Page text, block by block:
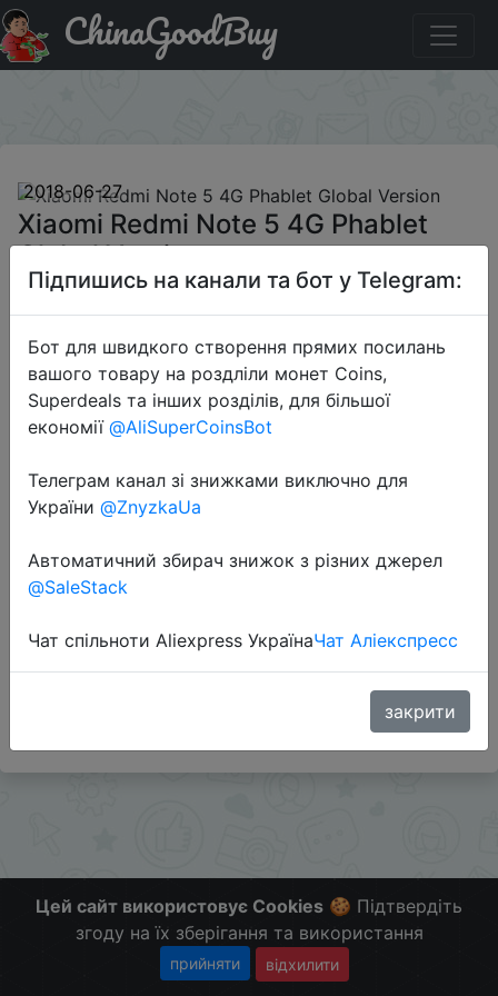
Купити по знижці GBmidyear18626RU14 Xiaomi Redmi
Note 5 4G Phablet Global Version
ChinaGoodBuy
2018-06-27
Xiaomi Redmi Note 5 4G Phablet
Global Version
$185.99
Промокод:"GBmidyear18626RU14"
Слідкуйте за знижками на мобільному, в телеграм
Цей сайт використовує Cookies 🍪 Підтвердіть
згоду на їх зберігання та використання
прийняти відхилити
Підпишись на канали та бот у Telegram:
Бот для швидкого створення прямих посилань
вашого товару на роздліли монет Coins,
Superdeals та інших розділів, для більшої
економії @AliSuperCoinsBot
Телеграм канал зі знижками виключно для
України @ZnyzkaUa
Автоматичний збирач знижок з різних джерел
@SaleStack
Чат спільноти Aliexpress УкраїнаЧат Аліекспресс
закрити